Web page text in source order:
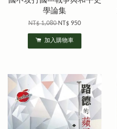
學論集
NT$ 1,080NT$ 950
加入購物車